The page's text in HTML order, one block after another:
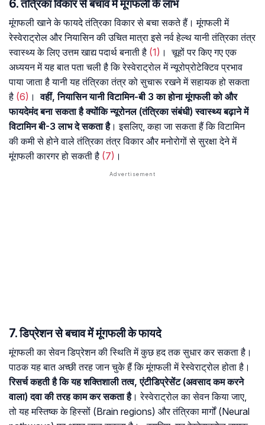
6. तंत्रिका विकार से बचाव में मूंगफली के लाभ
मूंगफली खाने के फायदे तंत्रिका विकार से बचा सकते हैं। मूंगफली में
रेस्वेराट्रोल और नियासिन की उचित मात्रा इसे नर्व हेल्थ यानी तंत्रिका तंत्र
स्वास्थ्य के लिए उत्तम खाद्य पदार्थ बनाती है (1) । चूहों पर किए गए एक
अध्ययन में यह बात पता चली है कि रेस्वेराट्रोल में न्यूरोप्रोटेक्टिव प्रभाव
पाया जाता है यानी यह तंत्रिका तंत्र को सुचारू रखने में सहायक हो सकता
है (6) ।वहीं, नियासिन यानी विटामिन-बी 3 का होना मूंगफली को और
फायदेमंद बना सकता है क्योंकि न्यूरोनल (तंत्रिका संबंधी) स्वास्थ्य बढ़ाने में
विटामिन बी-3 लाभ दे सकता है। इसलिए, कहा जा सकता हैं कि विटामिन
की कमी से होने वाले तंत्रिका तंत्र विकार और मनोरोगों से सुरक्षा देने में
मूंगफली कारगर हो सकती है (7) ।
7. डिप्रेशन से बचाव में मूंगफली के फायदे
मूंगफली का सेवन डिप्रेशन की स्थिति में कुछ हद तक सुधार कर सकता है।
पाठक यह बात अच्छी तरह जान चुके हैं कि मूंगफली में रेस्वेराट्रोल होता है।
रिसर्च कहती है कि यह शक्तिशाली तत्व, एंटीडिप्रेसेंट (अवसाद कम करने
वाला) दवा की तरह काम कर सकता है। रेस्वेराट्रोल का सेवन किया जाए,
तो यह मस्तिष्क के हिस्सों (Brain regions) और तंत्रिका मार्गों (Neural